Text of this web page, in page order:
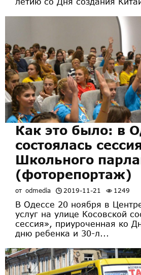
Как это было: в
состоялась
Школьного
(фоторепортаж)
от odmedia 2019-11-21 1249
В Одессе 20 ноября в
услуг на улице Косовской
сессия», приуроченная ко
дню ребенка и 30-л...